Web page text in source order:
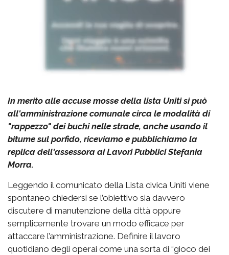
In merito alle accuse mosse della lista Uniti si può
all'amministrazione comunale circa le modalità di
"rappezzo" dei buchi nelle strade, anche usando il
bitume sul porfido, riceviamo e pubblichiamo la
replica dell'assessora ai Lavori Pubblici Stefania
Morra.
Leggendo il comunicato della Lista civica Uniti viene
spontaneo chiedersi se l’obiettivo sia davvero
discutere di manutenzione della città oppure
semplicemente trovare un modo efficace per
attaccare l’amministrazione. Definire il lavoro
quotidiano degli operai come una sorta di “gioco dei